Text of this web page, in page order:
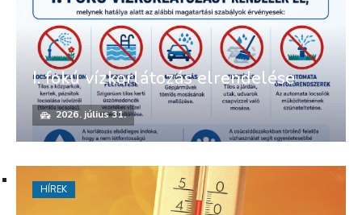
I. fokú vízkorlátozás elrendelése
2026. július 31.
HÍREK